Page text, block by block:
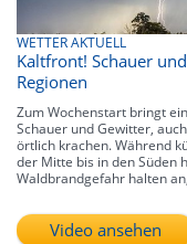
WETTER AKTUELL
Kaltfront! Schauer
Regionen
Zum Wochenstart bringt
Schauer und Gewitter,
örtlich krachen. Während
der Mitte bis in den Süden
Waldbrandgefahr halten
Video ansehen